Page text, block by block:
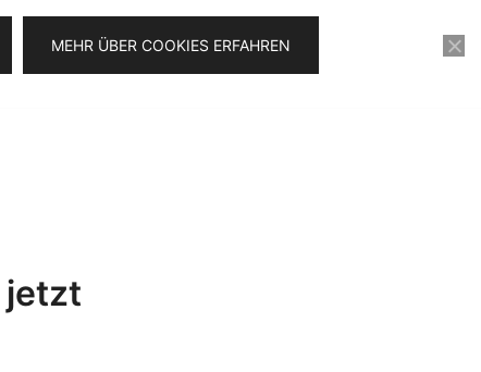
KONTAKT VIDEOSERIE FÜR 0€
jetzt
MEHR ÜBER COOKIES ERFAHREN